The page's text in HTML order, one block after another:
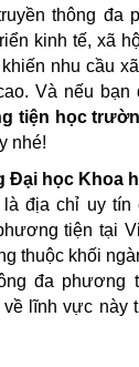
thông đa
kinh tế, xã
nhu cầu
Và nếu bạn
tiện học
nhé!
Đại học Khoa
là địa chỉ uy tín
tiện tại
thuộc khối
đa phương
lĩnh vực này